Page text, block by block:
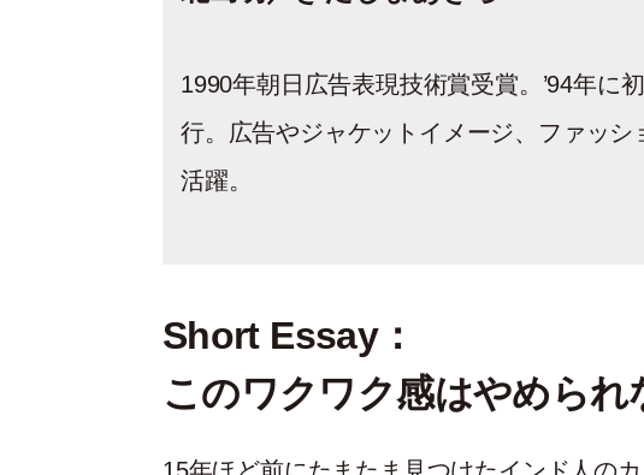
1990年朝日広告表現技術賞受賞。’94年に
行。広告やジャケットイメージ、ファッ
活躍。
Short Essay：
このワクワク感はやめられ